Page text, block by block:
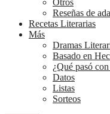
Otros
Reseñas de
Recetas Literarias
Más
Dramas
Basado en
¿Qué pasó
Datos
Listas
Sorteos